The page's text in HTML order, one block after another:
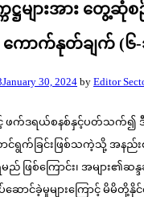
ဌများအား တွေ့ဆုံစဉ်
ောက်နုတ်ချက် (၆-
January 30, 2024 by Editor
င့် ဖက်ဒရယ်စနစ်နှင့်ပတ်သက်
ာင်ရွက်ခြင်းဖြစ်သကဲ့သို့ အနည်
ဖြစ်ကြောင်း၊ အများ၏ဆ
ောင်ခဲ့မှုများကြောင့် မိမိတို့